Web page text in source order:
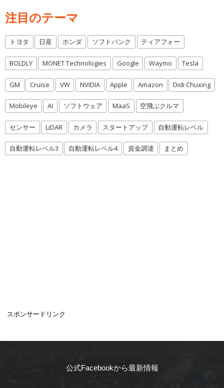
注目のテーマ
トヨタ 日産 ホンダ ソフトバンク ティアフォー
BOLDLY MONET Technologies Google Waymo Tesla
GM Cruise VW NVIDIA Apple Amazon Didi Chuxing
Mobileye AI ソフトウェア MaaS 空飛ぶクルマ
センサー LiDAR カメラ スタートアップ 自動運転レベル
自動運転レベル3 自動運転レベル4 資金調達 まとめ
スポンサードリンク
公式Facebookから最新情報